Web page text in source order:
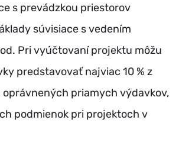
s prevádzkou priestorov
súvisiace s vedením
Pri vyúčtovaní projektu môžu
predstavovať najviac 10 % z
priamych výdavkov,
podmienok pri projektoch v